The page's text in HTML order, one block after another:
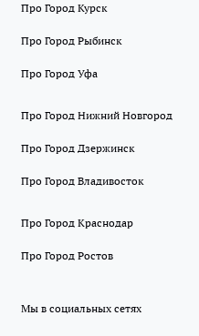
Про Город Курск
Про Город Рыбинск
Про Город Уфа
Про Город Нижний Новгород
Про Город Дзержинск
Про Город Владивосток
Про Город Краснодар
Про Город Ростов
Мы в социальных сетях